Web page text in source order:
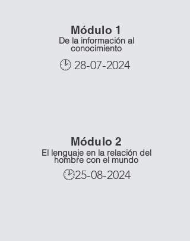
Módulo 1
De la información al
conocimiento
🕑 28-07-2024
Módulo 2
El lenguaje en la relación del
hombre con el mundo
🕑25-08-2024